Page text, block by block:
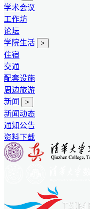
学术会议
工作坊
论坛
学院生活
>
住宿
交通
配套设施
周边旅游
新闻
>
新闻动态
通知公告
资料下载